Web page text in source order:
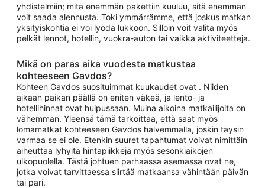
yhdistelmiin; mitä enemmän pakettiin kuuluu, sitä enemmän
voit saada alennusta. Toki ymmärrämme, että joskus matkan
yksityiskohtia ei voi lyödä lukkoon. Silloin voit valita myös
pelkät lennot, hotellin, vuokra-auton tai vaikka aktiviteetteja.
Mikä on paras aika vuodesta matkustaa
kohteeseen Gavdos?
Kohteen Gavdos suosituimmat kuukaudet ovat . Niiden
aikaan paikan päällä on eniten väkeä, ja lento- ja
hotellihinnat ovat huipussaan. Muina aikoina matkailijoita on
vähemmän. Yleensä tämä tarkoittaa, että saat myös
lomamatkat kohteeseen Gavdos halvemmalla, joskin täysin
varmaa se ei ole. Etenkin suuret tapahtumat voivat nimittäin
aiheuttaa lyhyitä hintapiikkejä myös sesonkiaikojen
ulkopuolella. Tästä johtuen parhaassa asemassa ovat ne,
jotka voivat tarvittaessa siirtää matkaansa vähintään päivän
tai pari.